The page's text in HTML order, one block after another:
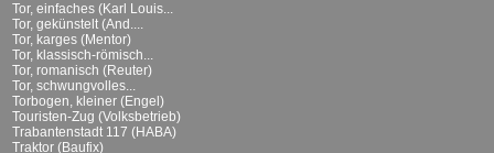
Tor, einfaches (Karl Louis...
Tor, gekünstelt (And....
Tor, karges (Mentor)
Tor, klassisch-römisch...
Tor, romanisch (Reuter)
Tor, schwungvolles...
Torbogen, kleiner (Engel)
Touristen-Zug (Volksbetrieb)
Trabantenstadt 117 (HABA)
Traktor (Baufix)